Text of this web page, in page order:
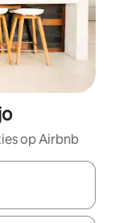
op Airbnb
je een keuze